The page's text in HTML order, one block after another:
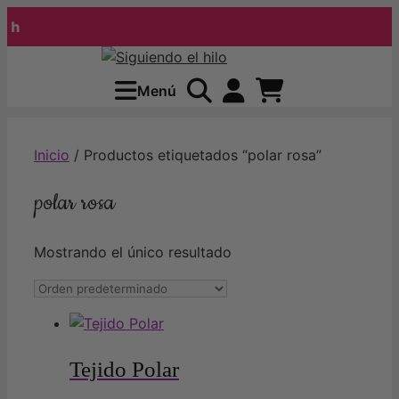
Menú
Inicio / Productos etiquetados “polar rosa”
polar rosa
Mostrando el único resultado
Tejido Polar